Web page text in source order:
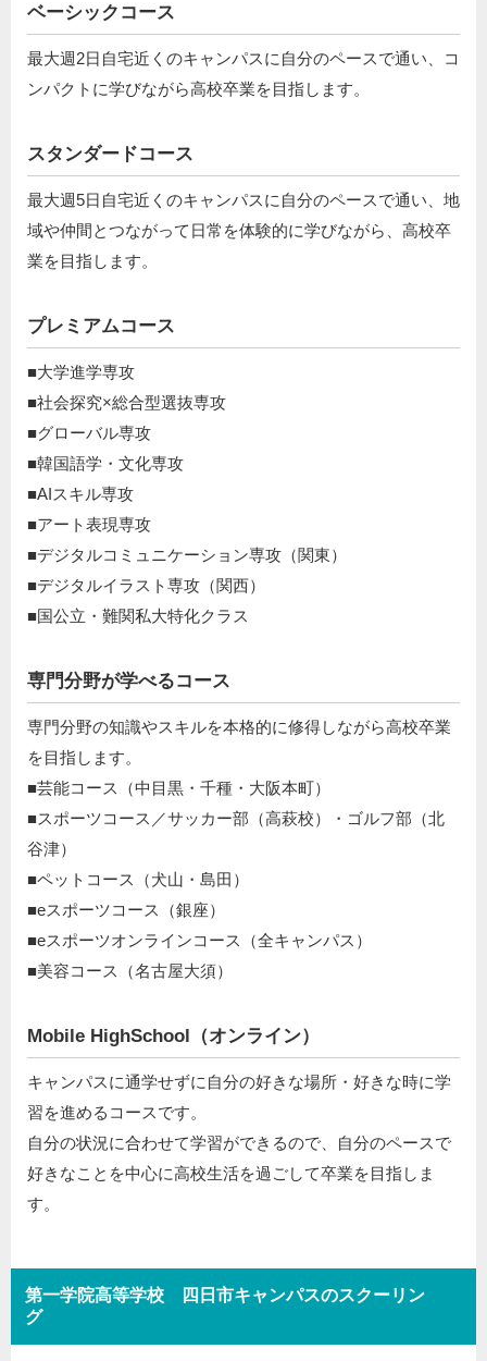
ベーシックコース
最大週2日自宅近くのキャンパスに自分のペースで通い、コ
ンパクトに学びながら高校卒業を目指します。
スタンダードコース
最大週5日自宅近くのキャンパスに自分のペースで通い、地
域や仲間とつながって日常を体験的に学びながら、高校卒
業を目指します。
プレミアムコース
■大学進学専攻
■社会探究×総合型選抜専攻
■グローバル専攻
■韓国語学・文化専攻
■AIスキル専攻
■アート表現専攻
■デジタルコミュニケーション専攻（関東）
■デジタルイラスト専攻（関西）
■国公立・難関私大特化クラス
専門分野が学べるコース
専門分野の知識やスキルを本格的に修得しながら高校卒業
を目指します。
■芸能コース（中目黒・千種・大阪本町）
■スポーツコース／サッカー部（高萩校）・ゴルフ部（北
谷津）
■ペットコース（犬山・島田）
■eスポーツコース（銀座）
■eスポーツオンラインコース（全キャンパス）
■美容コース（名古屋大須）
Mobile HighSchool（オンライン）
キャンパスに通学せずに自分の好きな場所・好きな時に学
習を進めるコースです。
自分の状況に合わせて学習ができるので、自分のペースで
好きなことを中心に高校生活を過ごして卒業を目指しま
す。
第一学院高等学校 四日市キャンパスのスクーリン
グ